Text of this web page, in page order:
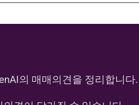
의 매매의견을 정리합니다.